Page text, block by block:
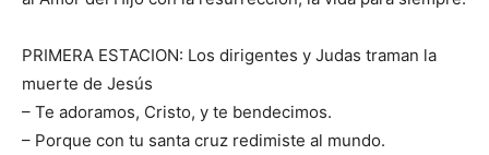
PRIMERA ESTACION: Los dirigentes y Judas traman la
muerte de Jesús
– Te adoramos, Cristo, y te bendecimos.
– Porque con tu santa cruz redimiste al mundo.